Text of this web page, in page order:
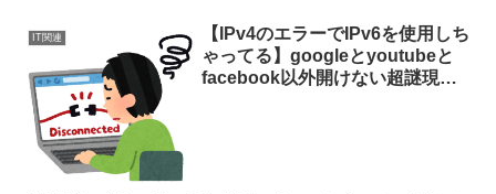
IT関連
【IPv4のエラーでIPv6を使用しち
ゃってる】googleとyoutubeと
facebook以外開けない超謎現象